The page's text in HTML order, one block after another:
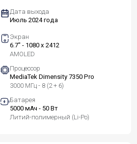
Дата выхода
Июль 2024 года
Экран
6.7" - 1080 x 2412
AMOLED
Процессор
MediaTek Dimensity 7350 Pro
3000 МГц - 8 (2 + 6)
Батарея
5000 мАч - 50 Вт
Литий-полимерный (Li-Po)